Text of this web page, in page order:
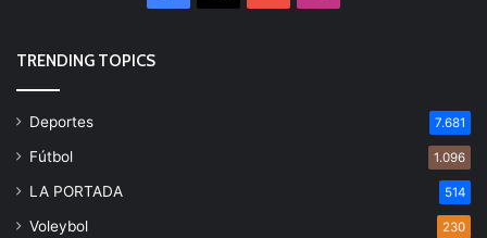
TRENDING TOPICS
Deportes 7.681
Fútbol 1.096
LA PORTADA 514
Voleybol 230